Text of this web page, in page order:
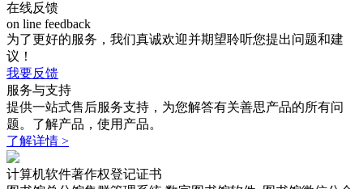
在线反馈
on line feedback
为了更好的服务，我们真诚欢迎并期望聆听您提出问题和建
议！
我要反馈
服务与支持
提供一站式售后服务支持，为您解答有关善思产品的所有问
题。了解产品，使用产品。
了解详情 >
计算机软件著作权登记证书